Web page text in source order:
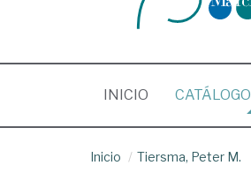
INICIO (CURRENT)
CATÁLOGO
Inicio Tiersma, Peter M.